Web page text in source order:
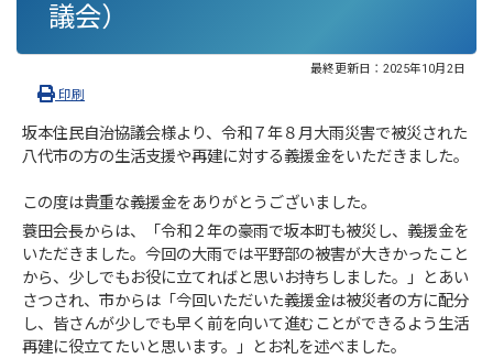
議会）
最終更新日： 2025年10月2日
印刷
坂本住民自治協議会様より、令和７年８月大雨災害で被災された
八代市の方の生活支援や再建に対する義援金をいただきました。
この度は貴重な義援金をありがとうございました。
蓑田会長からは、「令和２年の豪雨で坂本町も被災し、義援金を
いただきました。今回の大雨では平野部の被害が大きかったこと
から、少しでもお役に立てればと思いお持ちしました。」とあい
さつされ、市からは「今回いただいた義援金は被災者の方に配分
し、皆さんが少しでも早く前を向いて進むことができるよう生活
再建に役立てたいと思います。」とお礼を述べました。